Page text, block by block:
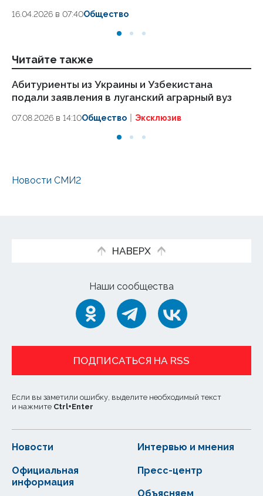
16.04.2026 в 07:40Общество
Читайте также
Абитуриенты из Украины и Узбекистана
подали заявления в луганский аграрный вуз
07.08.2026 в 14:10Общество Эксклюзив
Новости СМИ2
НАВЕРХ
Наши сообщества
ПОДПИСАТЬСЯ НА RSS
Если вы заметили ошибку, выделите необходимый текст
и нажмите Ctrl+Enter
Новости
Официальная
информация
Интервью и мнения
Пресс-центр
Объясняем